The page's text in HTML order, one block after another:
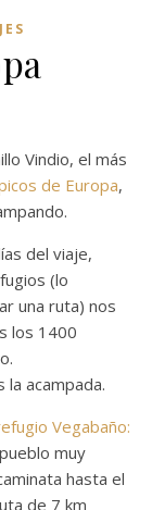
de Europa,
del viaje,
(lo
una ruta) nos
los 1400
la acampada.
Vegabaño:
muy
hasta el
de 7 km